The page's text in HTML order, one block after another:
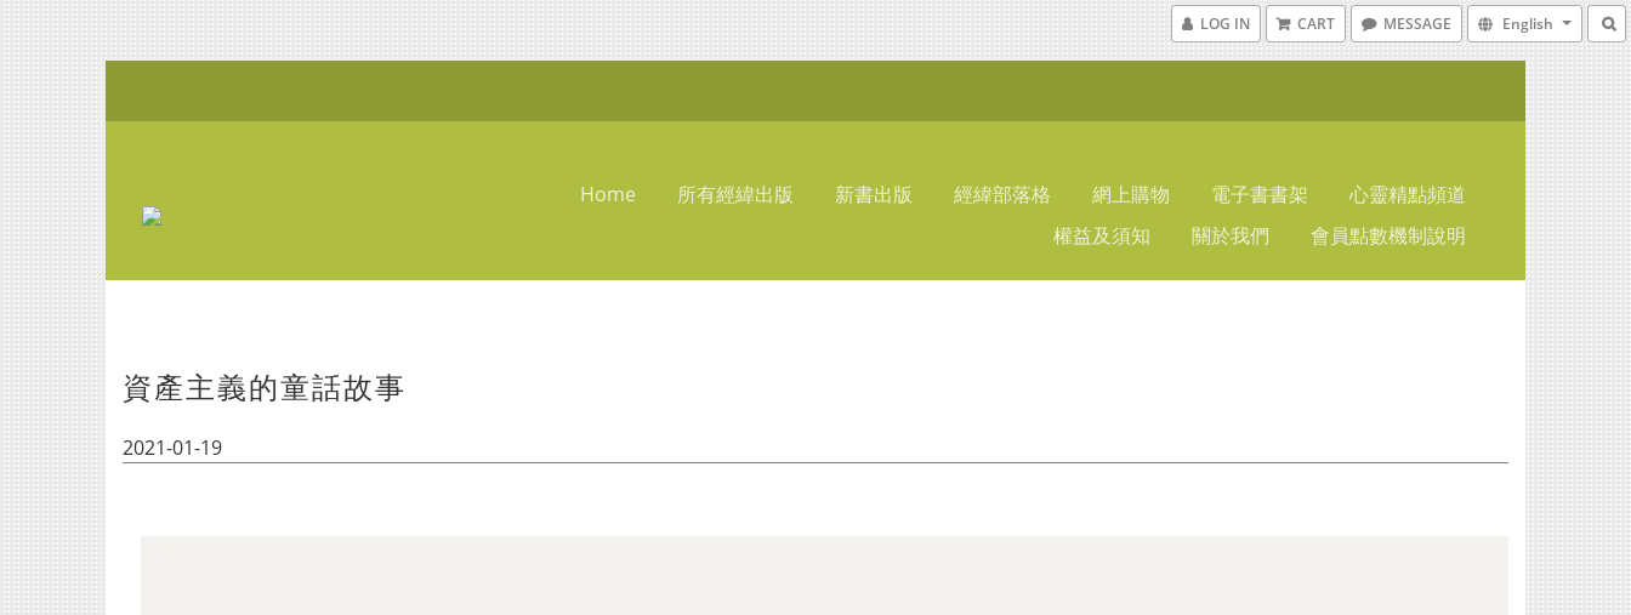
LOG IN CART MESSAGE English
Home 所有經緯出版 新書出版 經緯部落格 網上購物 電子書書架
心靈精點頻道
權益及須知
關於我們 會員點數機制說明
資產主義的童話故事
2021-01-19